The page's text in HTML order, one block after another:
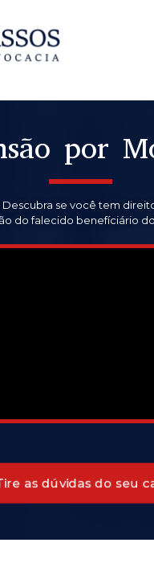
por
Descubra se você tem
do falecido benefíciário do
as dúvidas do seu